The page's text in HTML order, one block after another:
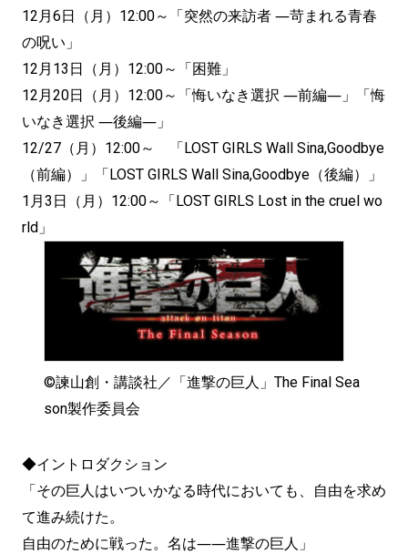
12月6日（月）12:00～「突然の来訪者 ―苛まれる青春
の呪い」
12月13日（月）12:00～「困難」
12月20日（月）12:00～「悔いなき選択 ―前編―」「悔
いなき選択 ―後編―」
12/27（月）12:00～ 「LOST GIRLS Wall Sina,Goodbye
（前編）」「LOST GIRLS Wall Sina,Goodbye（後編）」
1月3日（月）12:00～「LOST GIRLS Lost in the cruel wo
rld」
©諫山創・講談社／「進撃の巨人」The Final Sea
son製作委員会
◆イントロダクション
「その巨人はいついかなる時代においても、自由を求め
て進み続けた。
自由のために戦った。名は――進撃の巨人」